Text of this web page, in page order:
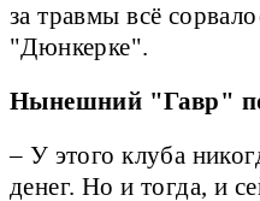
за травмы всё
"Дюнкерке".
Нынешний "Гавр"
– У этого клуба
денег. Но и тогда, и